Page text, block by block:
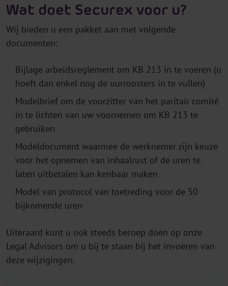
Wat doet Securex voor u?
Wij bieden u een pakket aan met volgende
documenten:
Bijlage arbeidsreglement om KB 213 in te voeren (u
hoeft dan enkel nog de uurroosters in te vullen)
Modelbrief om de voorzitter van het paritair comité
in te lichten van uw voornemen om KB 213 te
gebruiken
Modeldocument waarmee de werknemer zijn keuze
voor het opnemen van inhaalrust of de uren te
laten uitbetalen kan kenbaar maken
Model van protocol van toetreding voor de 50
bijkomende uren
Uiteraard kunt u ook steeds beroep doen op onze
Legal Advisors om u bij te staan bij het invoeren van
deze wijzigingen.